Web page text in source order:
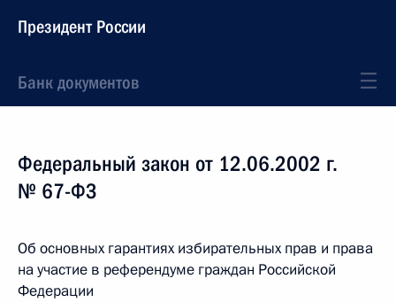
Президент России
Банк документов
Федеральный закон от 12.06.2002 г.
№ 67-ФЗ
Об основных гарантиях избирательных прав и права
на участие в референдуме граждан Российской
Федерации